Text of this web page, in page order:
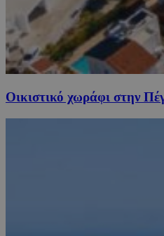
Οικιστικό χωράφι στην